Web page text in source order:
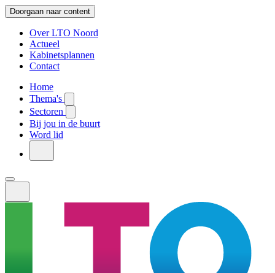
Doorgaan naar content
Over LTO Noord
Actueel
Kabinetsplannen
Contact
Home
Thema's
Sectoren
Bij jou in de buurt
Word lid